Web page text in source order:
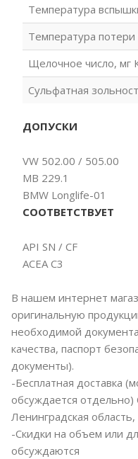
Температура
Температура потери
Щелочное число, мг
Сульфатная
ДОПУСКИ
VW 502.00 / 505.00
MB 229.1
BMW Longlife-01
СООТВЕТСТВУЕТ
API SN / CF
ACEA C3
В нашем интернет
оригинальную
необходимой
качества, паспорт
документы).
-Бесплатная доставка
обсуждается отдельно)
Ленинградская
-Скидки на объем или
обсуждаются